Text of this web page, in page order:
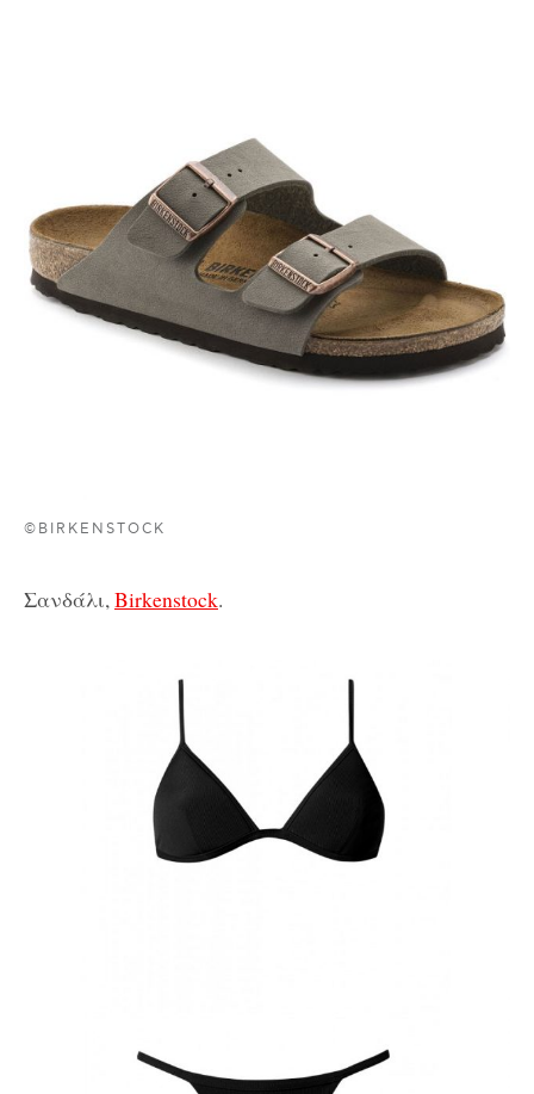
©BIRKENSTOCK
Σανδάλι,Birkenstock.